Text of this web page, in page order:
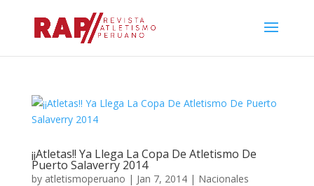
¡¡Atletas!! Ya Llega La Copa De Atletismo De
Puerto Salaverry 2014
by atletismoperuano | Jan 7, 2014| Nacionales